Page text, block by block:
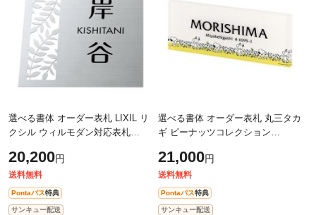
選べる書体 オーダー表札 LIXIL リ
クシル ウィルモダン対応表札
198mm×厚さ16mm
20,200円
送料無料
Pontaパス特典
サンキュー配送
選べる書体 オーダー表札 丸三タカ
ギ ピーナッツコレクション
SPPYY-3 幅200mm×高さ80mm
21,000円
送料無料
Pontaパス特典
サンキュー配送